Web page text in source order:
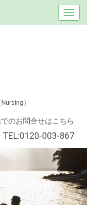
）
のお問合せはこちら
TEL:0120-003-867